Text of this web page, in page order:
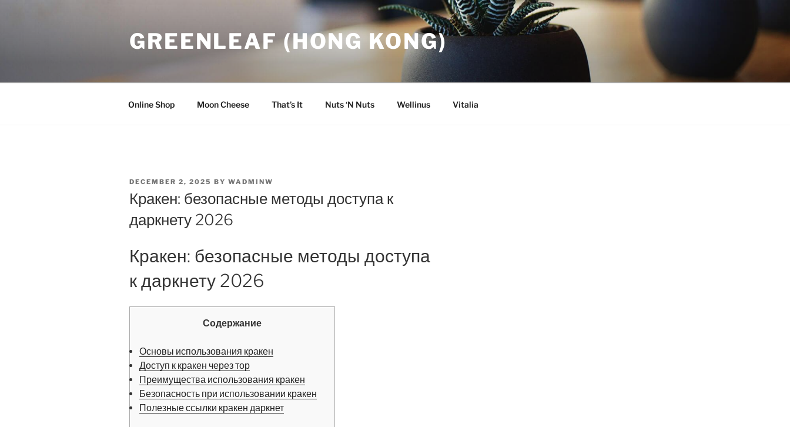
GREENLEAF (HONG KONG)
Online Shop Moon Cheese That’s It Nuts ‘N Nuts Wellinus Vitalia
POSTED
DECEMBER 2, 2025 BY WADMINW
Кракен: безопасные методы доступа к
даркнету 2026
Кракен: безопасные методы доступа
к даркнету 2026
Содержание
Основы использования кракен
Доступ к кракен через тор
Преимущества использования кракен
Безопасность при использовании кракен
Полезные ссылки кракен даркнет